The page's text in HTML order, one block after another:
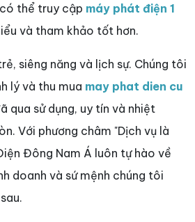
thể truy cập máy phát điện 1
và tham khảo tốt hơn.
siêng năng và lịch sự. Chúng tôi
lý và thu mua may phat dien cu
qua sử dụng, uy tín và nhiệt
Với phương châm "Dịch vụ là
Đông Nam Á luôn tự hào về
doanh và sứ mệnh chúng tôi